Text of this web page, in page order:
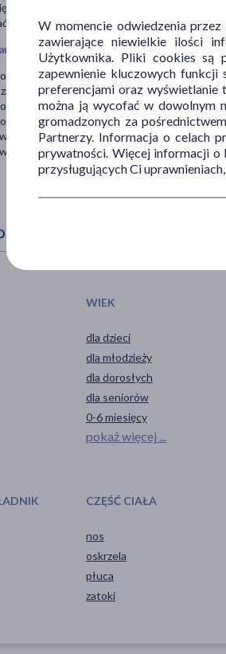
stosowanie 1 ampułki o pojemności 5 ml
2-4 razy dziennie po 1 ampułce lub
i środki ostrożności
produktu do iniekcji.
produktu z innymi lekami.
w przypadku nadwrażliwości na wodę
u wcześniaków.
w miejscu niedostępnym dla dzieci.
w temperaturze pokojowej.
WIEK
dla dzieci
dla młodzieży
dla dorosłych
dla seniorów
0-6 miesięcy
pokaż więcej ...
CZĘŚĆ CIAŁA
nos
oskrzela
płuca
zatoki
W momencie odwiedzenia
zawierające niewielkie ilości
Użytkownika. Pliki cookies są
zapewnienie kluczowych funkcji
preferencjami oraz wyświetlanie
można ją wycofać w dowolnym
gromadzonych za
Partnerzy. Informacja o celach
prywatności. Więcej informacji o
przysługujących Ci